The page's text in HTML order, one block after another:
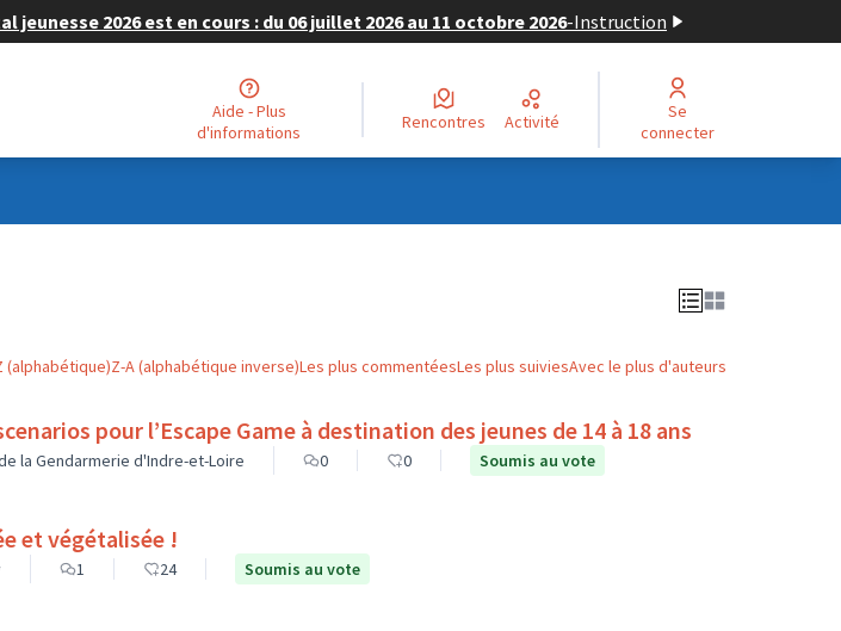
2026 est en cours : du 06 juillet 2026 au 11 octobre 2026-Instruction
Aide - Plus
d'informations
Rencontres Activité
Se
connecter
(alphabétique)Z-A (alphabétique inverse)Les plus commentéesLes plus suiviesAvec le plus d'auteurs
pour l’Escape Game à destination des jeunes de 14 à 18 ans
la Gendarmerie d'Indre-et-Loire 0 0 Soumis au vote
et végétalisée !
1 24 Soumis au vote